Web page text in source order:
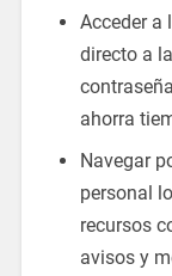
Acceder a
directo a
ahorra
Navegar
personal
recursos
avisos y